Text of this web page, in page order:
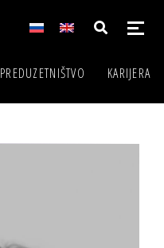
PREDUZETNIŠTVO KARIJERA